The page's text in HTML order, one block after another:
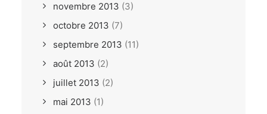
novembre 2013 (3)
octobre 2013 (7)
septembre 2013 (11)
août 2013 (2)
juillet 2013 (2)
mai 2013 (1)